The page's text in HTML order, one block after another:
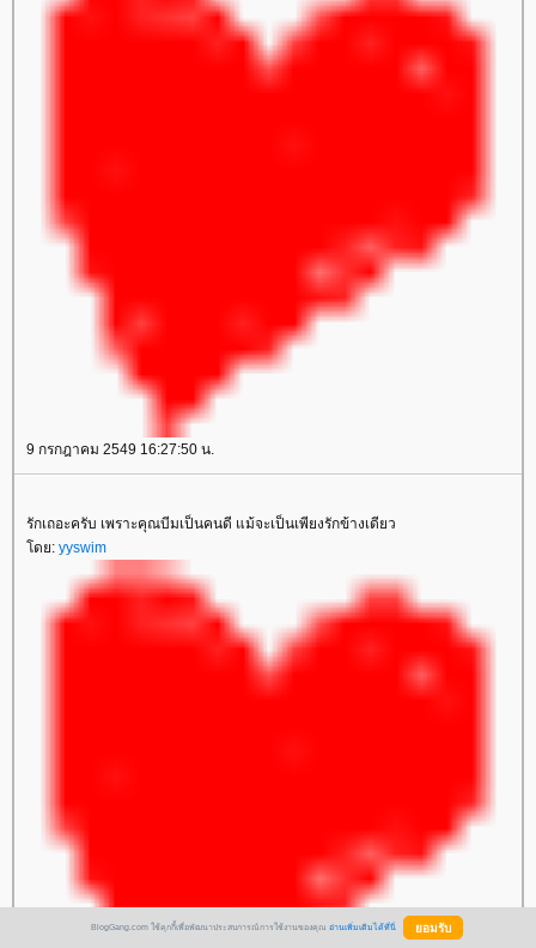
9 กรกฎาคม 2549 16:27:50 น.
รักเถอะครับ เพราะคุณบีมเป็นคนดี แม้จะเป็นเพียงรักข้างเดียว
ดย: yyswim
BlogGang.com ใช้คุกกี้เพื่อพัฒนาประสบการณ์การใช้งานของคุณ อ่านเพิ่มเติมได้ที่นี่